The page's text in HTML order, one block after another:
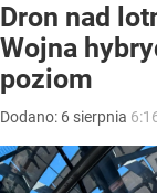
Dron nad
Wojna
poziom
Dodano: 6 sierpnia